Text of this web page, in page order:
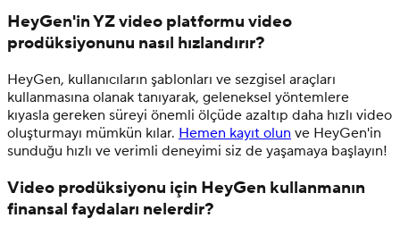
HeyGen'in YZ video platformu video
prodüksiyonunu nasıl hızlandırır?
HeyGen, kullanıcıların şablonları ve sezgisel araçları
kullanmasına olanak tanıyarak, geleneksel yöntemlere
kıyasla gereken süreyi önemli ölçüde azaltıp daha hızlı video
oluşturmayı mümkün kılar. Hemen kayıt olun ve HeyGen'in
sunduğu hızlı ve verimli deneyimi siz de yaşamaya başlayın!
Video prodüksiyonu için HeyGen kullanmanın
finansal faydaları nelerdir?